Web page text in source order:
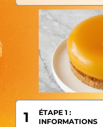
1
ÉTAPE 1 :
INFORMATIONS